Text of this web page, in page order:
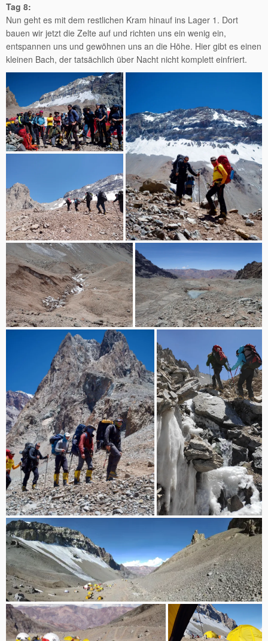
Tag 8:
Nun geht es mit dem restlichen Kram hinauf ins Lager 1. Dort
bauen wir jetzt die Zelte auf und richten uns ein wenig ein,
entspannen uns und gewöhnen uns an die Höhe. Hier gibt es einen
kleinen Bach, der tatsächlich über Nacht nicht komplett einfriert.